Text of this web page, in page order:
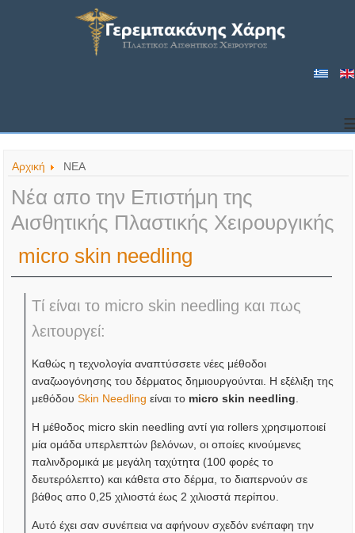
Αρχική ΝΕΑ
Νέα απο την Επιστήμη της
Αισθητικής Πλαστικής Χειρουργικής
micro skin needling
Τί είναι το micro skin needling και πως
λειτουργεί:
Καθώς η τεχνολογία αναπτύσσετε νέες μέθοδοι
αναζωογόνησης του δέρματος δημιουργούνται. Η εξέλιξη της
μεθόδουSkin Needling είναι το micro skin needling.
Η μέθοδος micro skin needling αντί για rollers χρησιμοποιεί
μία ομάδα υπερλεπτών βελόνων, οι οποίες κινούμενες
παλινδρομικά με μεγάλη ταχύτητα (100 φορές το
δευτερόλεπτο) και κάθετα στο δέρμα, το διαπερνούν σε
βάθος απο 0,25 χιλιοστά έως 2 χιλιοστά περίπου.
Αυτό έχει σαν συνέπεια να αφήνουν σχεδόν ενέπαφη την